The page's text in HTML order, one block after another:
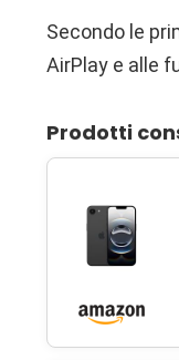
Secondo le
AirPlay e alle
Prodotti